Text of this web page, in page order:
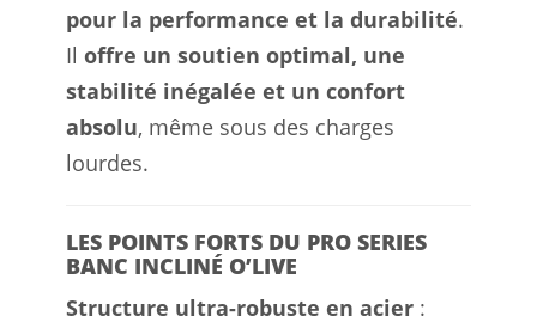
pour la performance et la durabilité.
Il offre un soutien optimal, une
stabilité inégalée et un confort
absolu, même sous des charges
lourdes.
LES POINTS FORTS DU PRO SERIES
BANC INCLINÉ O’LIVE
Structure ultra-robuste en acier :